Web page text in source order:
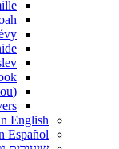
(Rav Askenazi (Manitou
English
Español